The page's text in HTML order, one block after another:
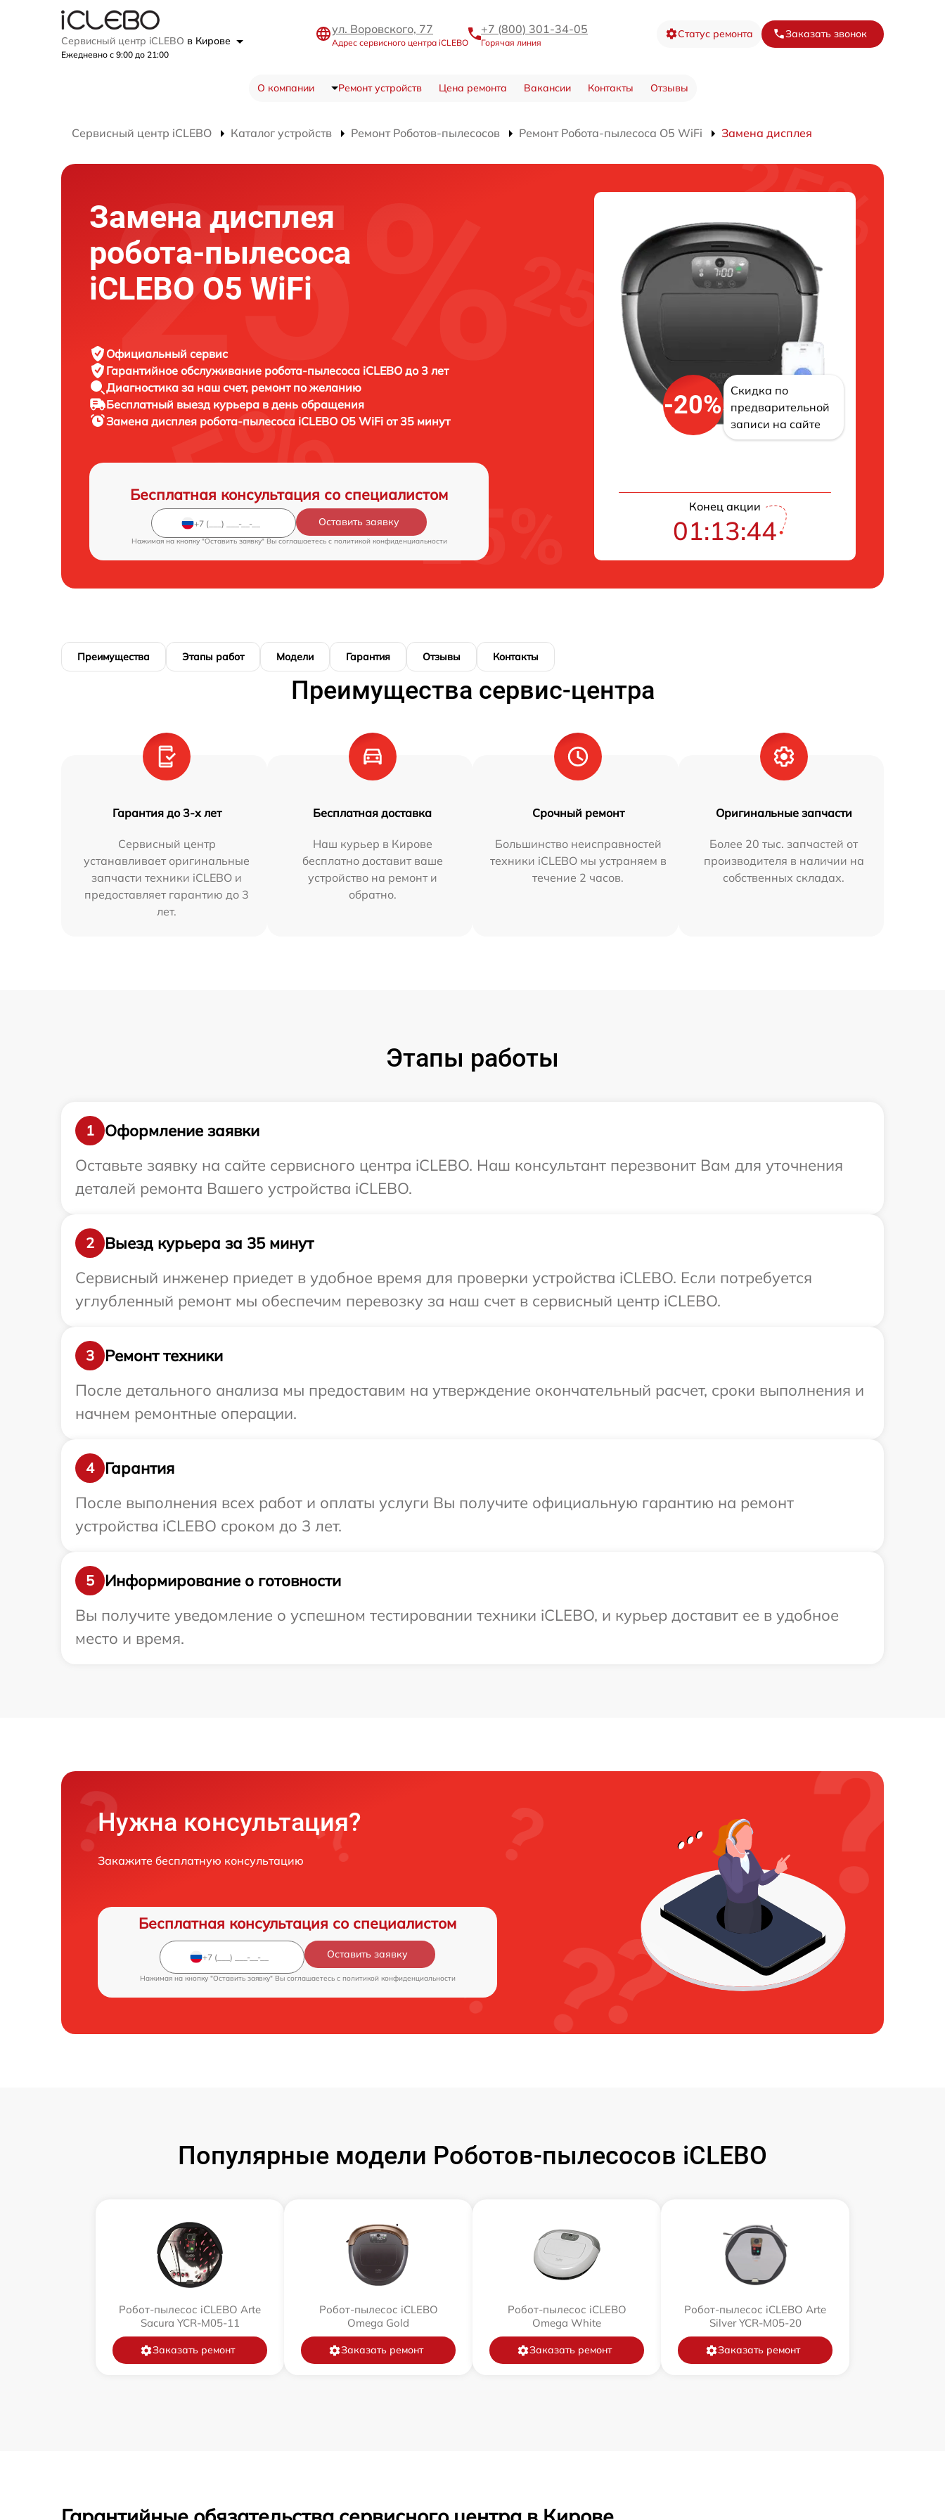
Сервисный центр iCLEBO в Кирове
Ежедневно с 9:00 до 21:00
ул. Воровского, 77
Адрес сервисного центра iCLEBO
+7 (800) 301-34-05
Горячая линия
Статус ремонта Заказать звонок
О компании Ремонт устройств Цена ремонта Вакансии Контакты Отзывы
Сервисный центр iCLEBO Каталог устройств Ремонт Роботов-пылесосов Ремонт Робота-пылесоса O5 WiFi Замена дисплея
Замена дисплея
робота-пылесоса
iCLEBO O5 WiFi
Официальный сервис
Гарантийное обслуживание робота-пылесоса iCLEBO до 3 лет
Диагностика за наш счет, ремонт по желанию
Бесплатный выезд курьера в день обращения
Замена дисплея робота-пылесоса iCLEBO O5 WiFi от 35 минут
Бесплатная консультация со специалистом
Оставить заявку
Нажимая на кнопку "Оставить заявку" Вы соглашаетесь c политикой конфиденциальности
-20%
Скидка по
предварительной
записи на сайте
Конец акции
01:13:43
Преимущества Этапы работ Модели Гарантия Отзывы Контакты
Преимущества сервис-центра
Гарантия до 3-х лет
Сервисный центр
устанавливает оригинальные
запчасти техники iCLEBO и
предоставляет гарантию до 3
лет.
Бесплатная доставка
Наш курьер в Кирове
бесплатно доставит ваше
устройство на ремонт и
обратно.
Срочный ремонт
Большинство неисправностей
техники iCLEBO мы устраняем в
течение 2 часов.
Оригинальные запчасти
Более 20 тыс. запчастей от
производителя в наличии на
собственных складах.
Этапы работы
1
Оформление заявки
Оставьте заявку на сайте сервисного центра iCLEBO. Наш консультант перезвонит Вам для уточнения
деталей ремонта Вашего устройства iCLEBO.
2
Выезд курьера за 35 минут
Сервисный инженер приедет в удобное время для проверки устройства iCLEBO. Если потребуется
углубленный ремонт мы обеспечим перевозку за наш счет в сервисный центр iCLEBO.
3
Ремонт техники
После детального анализа мы предоставим на утверждение окончательный расчет, сроки выполнения и
начнем ремонтные операции.
4
Гарантия
После выполнения всех работ и оплаты услуги Вы получите официальную гарантию на ремонт
устройства iCLEBO сроком до 3 лет.
5
Информирование о готовности
Вы получите уведомление о успешном тестировании техники iCLEBO, и курьер доставит ее в удобное
место и время.
Нужна консультация?
Закажите бесплатную консультацию
Бесплатная консультация со специалистом
Оставить заявку
Нажимая на кнопку "Оставить заявку" Вы соглашаетесь c политикой конфиденциальности
Популярные модели Роботов-пылесосов iCLEBO
Робот-пылесос iCLEBO Arte
Sacura YCR-M05-11
Заказать ремонт
Робот-пылесос iCLEBO
Omega Gold
Заказать ремонт
Робот-пылесос iCLEBO
Omega White
Заказать ремонт
Робот-пылесос iCLEBO Arte
Silver YCR-M05-20
Заказать ремонт